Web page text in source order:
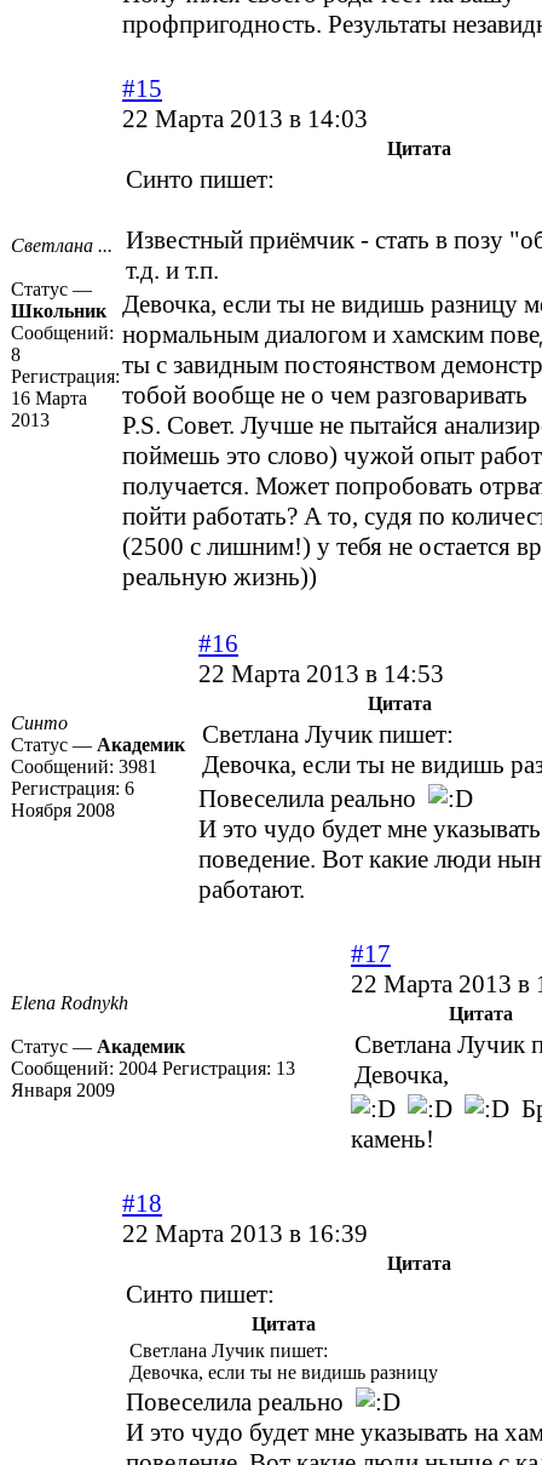
профпригодность. Результаты
Светлана ...
Статус —
Школьник
Сообщений:
8
Регистрация:
16 Марта
2013
#15
22 Марта 2013 в 14:03
Цитата
Синто пишет:
Известный приёмчик - стать в позу
т.д. и т.п.
Девочка, если ты не видишь разницу
нормальным диалогом и хамским
ты с завидным постоянством
тобой вообще не о чем
P.S. Совет. Лучше не пытайся
поймешь это слово) чужой опыт
получается. Может попробовать
пойти работать? А то, судя по
(2500 с лишним!) у тебя не остается
реальную жизнь))
Синто
Статус — Академик
Сообщений: 3981
Регистрация: 6
Ноября 2008
#16
22 Марта 2013 в 14:53
Цитата
Светлана Лучик пишет:
Девочка, если ты не видишь
Повеселила реально
И это чудо будет мне
поведение. Вот какие люди
работают.
Elena Rodnykh
Статус — Академик
Сообщений: 2004 Регистрация: 13
Января 2009
#17
22 Марта 2013 в
Цитата
Светлана Лучик
Девочка,
камень!
#18
22 Марта 2013 в 16:39
Цитата
Синто пишет:
Цитата
Светлана Лучик пишет:
Девочка, если ты не видишь разницу
Повеселила реально
И это чудо будет мне указывать на